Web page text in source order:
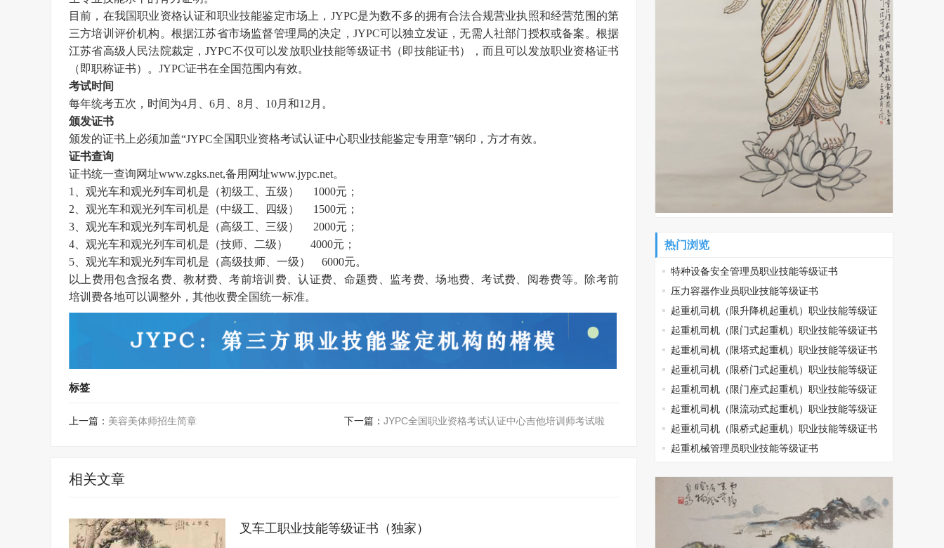
目前，在我国职业资格认证和职业技能鉴定市场上， JYPC是为数不多的拥有合法合规营业执照和经营范围的第
三方培训评价机构。根据江苏省市场监督管理局的决定，JYPC可以独立发证，无需人社部门授权或备案。根据
江苏省高级人民法院裁定，JYPC不仅可以发放职业技能等级证书（即技能证书），而且可以发放职业资格证书
（即职称证书）。JYPC证书在全国范围内有效。
考试时间
每年统考五次，时间为4月、6月、8月、10月和12月。
颁发证书
颁发的证书上必须加盖“JYPC全国职业资格考试认证中心职业技能鉴定专用章”钢印，方才有效。
证书查询
证书统一查询网址www.zgks.net,备用网址www.jypc.net。
1、观光车和观光列车司机是（初级工、五级）
1000元；
2、观光车和观光列车司机是（中级工、四级）
1500元；
3、观光车和观光列车司机是（高级工、三级）
2000元；
4、观光车和观光列车司机是（技师、二级） 4000元；
5、观光车和观光列车司机是（高级技师、一级） 6000元。
以上费用包含报名费、教材费、考前培训费、认证费、命题费、监考费、场地费、考试费、阅卷费等。除考前
培训费各地可以调整外，其他收费全国统一标准。
标签
上一篇： 美容美体师招生简章 下一篇： JYPC全国职业资格考试认证中心吉他培训师考试啦
相关文章
叉车工职业技能等级证书（独家）
热门浏览
特种设备安全管理员职业技能等级证书
压力容器作业员职业技能等级证书
起重机司机（限升降机起重机）职业技能等级证
书起重机司机（限门式起重机）职业技能等级证书
起重机司机（限塔式起重机）职业技能等级证书
起重机司机（限桥门式起重机）职业技能等级证
书起重机司机（限门座式起重机）职业技能等级证
书起重机司机（限流动式起重机）职业技能等级证
书起重机司机（限桥式起重机）职业技能等级证书
起重机械管理员职业技能等级证书